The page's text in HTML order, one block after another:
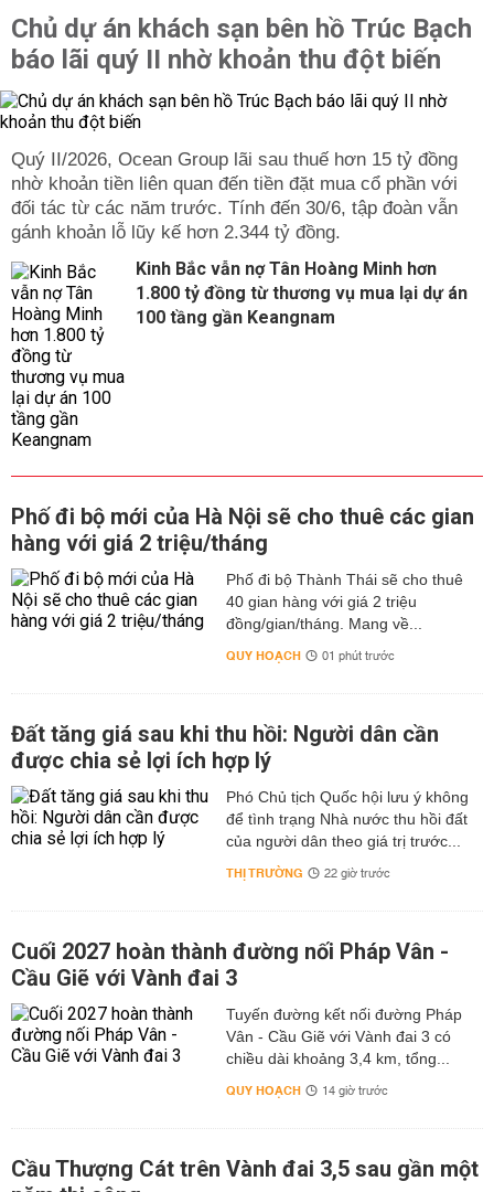
Chủ dự án khách sạn bên hồ Trúc Bạch
báo lãi quý II nhờ khoản thu đột biến
Quý II/2026, Ocean Group lãi sau thuế hơn 15 tỷ đồng
nhờ khoản tiền liên quan đến tiền đặt mua cổ phần với
đối tác từ các năm trước. Tính đến 30/6, tập đoàn vẫn
gánh khoản lỗ lũy kế hơn 2.344 tỷ đồng.
Kinh Bắc vẫn nợ Tân Hoàng Minh hơn
1.800 tỷ đồng từ thương vụ mua lại dự án
100 tầng gần Keangnam
Phố đi bộ mới của Hà Nội sẽ cho thuê các gian
hàng với giá 2 triệu/tháng
Phố đi bộ Thành Thái sẽ cho thuê
40 gian hàng với giá 2 triệu
đồng/gian/tháng. Mang về...
QUY HOẠCH 01 phút trước
Đất tăng giá sau khi thu hồi: Người dân cần
được chia sẻ lợi ích hợp lý
Phó Chủ tịch Quốc hội lưu ý không
để tình trạng Nhà nước thu hồi đất
của người dân theo giá trị trước...
THỊ TRƯỜNG 22 giờ trước
Cuối 2027 hoàn thành đường nối Pháp Vân -
Cầu Giẽ với Vành đai 3
Tuyến đường kết nối đường Pháp
Vân - Cầu Giẽ với Vành đai 3 có
chiều dài khoảng 3,4 km, tổng...
QUY HOẠCH 14 giờ trước
Cầu Thượng Cát trên Vành đai 3,5 sau gần một